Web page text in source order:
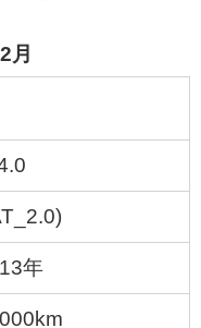
月
年